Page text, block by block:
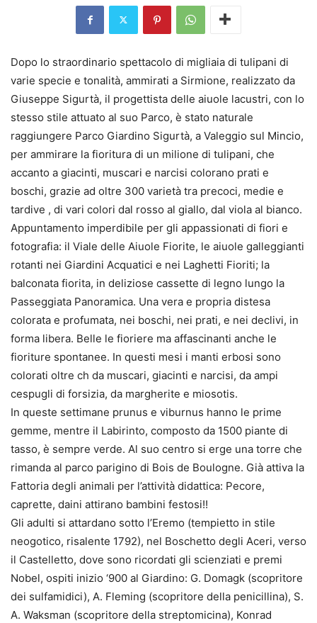
Dopo lo straordinario spettacolo di migliaia di tulipani di
varie specie e tonalità, ammirati a Sirmione, realizzato da
Giuseppe Sigurtà, il progettista delle aiuole lacustri, con lo
stesso stile attuato al suo Parco, è stato naturale
raggiungere Parco Giardino Sigurtà, a Valeggio sul Mincio,
per ammirare la fioritura di un milione di tulipani, che
accanto a giacinti, muscari e narcisi colorano prati e
boschi, grazie ad oltre 300 varietà tra precoci, medie e
tardive , di vari colori dal rosso al giallo, dal viola al bianco.
Appuntamento imperdibile per gli appassionati di fiori e
fotografia: il Viale delle Aiuole Fiorite, le aiuole galleggianti
rotanti nei Giardini Acquatici e nei Laghetti Fioriti; la
balconata fiorita, in deliziose cassette di legno lungo la
Passeggiata Panoramica. Una vera e propria distesa
colorata e profumata, nei boschi, nei prati, e nei declivi, in
forma libera. Belle le fioriere ma affascinanti anche le
fioriture spontanee. In questi mesi i manti erbosi sono
colorati oltre ch da muscari, giacinti e narcisi, da ampi
cespugli di forsizia, da margherite e miosotis.
In queste settimane prunus e viburnus hanno le prime
gemme, mentre il Labirinto, composto da 1500 piante di
tasso, è sempre verde. Al suo centro si erge una torre che
rimanda al parco parigino di Bois de Boulogne. Già attiva la
Fattoria degli animali per l’attività didattica: Pecore,
caprette, daini attirano bambini festosi!!
Gli adulti si attardano sotto l’Eremo (tempietto in stile
neogotico, risalente 1792), nel Boschetto degli Aceri, verso
il Castelletto, dove sono ricordati gli scienziati e premi
Nobel, ospiti inizio ‘900 al Giardino: G. Domagk (scopritore
dei sulfamidici), A. Fleming (scopritore della penicillina), S.
A. Waksman (scopritore della streptomicina), Konrad